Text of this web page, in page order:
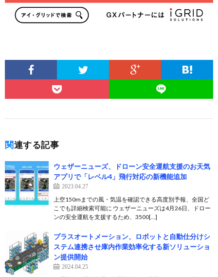
関連する記事
ウェザーニューズ、ドローン安全運航支援のお天気
アプリで「レベル4」飛行対応の新機能追加
2023.04.27
上空150mまでの風・気温を確認できる高度別予報、全国ど
こでも詳細検索可能に ウェザーニューズは4月26日、ドロー
ンの安全運航を支援するため、3500[…]
プラスオートメーション、ロボットと自動仕分けシ
ステム連携させ庫内作業効率化する新ソリューショ
ン提供開始
2024.04.25